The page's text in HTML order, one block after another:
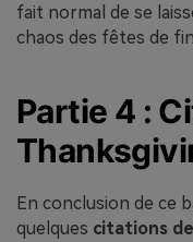
fait normal de se
chaos des fêtes de
Partie 4 :
En conclusion de ce
quelques citations